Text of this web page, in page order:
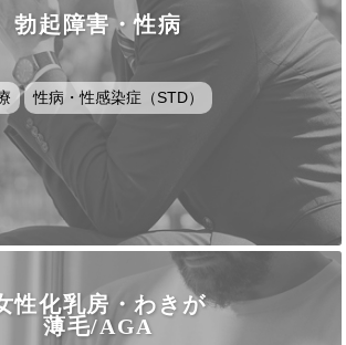
勃起障害・性病
性病・性感染症（STD）
性化乳房・わきが
薄毛/AGA